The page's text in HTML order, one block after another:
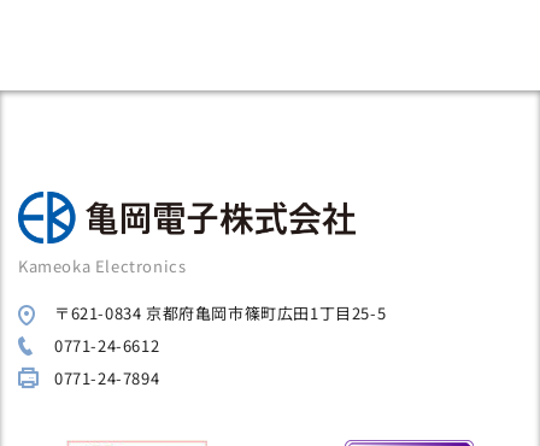
Kameoka Electronics
〒621-0834 京都府亀岡市篠町広田1丁目25-5
0771-24-6612
0771-24-7894